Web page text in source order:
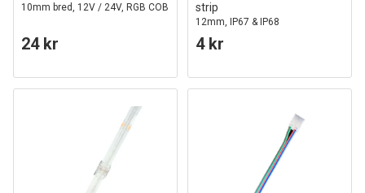
10mm bred, 12V / 24V, RGB COB
24 kr
strip
12mm, IP67 & IP68
4 kr